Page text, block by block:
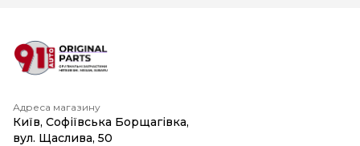
Адреса магазину
Київ, Софіївська Борщагівка,
вул. Щаслива, 50